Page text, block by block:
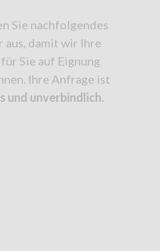
Sie nachfolgendes
aus, damit wir Ihre
Sie auf Eignung
Ihre Anfrage ist
und unverbindlich.